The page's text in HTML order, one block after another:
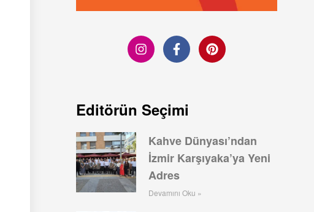
Editörün Seçimi
Kahve Dünyası’ndan
İzmir Karşıyaka’ya Yeni
Adres
Devamını Oku »